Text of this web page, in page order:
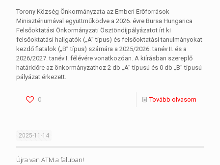
Torony Község Önkormányzata az Emberi Erőforrások
Minisztériumával együttműködve a 2026. évre Bursa Hungarica
Felsőoktatási Önkormányzati Ösztöndíjpályázatot írt ki
felsőoktatási hallgatók („A” típus) és felsőoktatási tanulmányokat
kezdő fiatalok („B” típus) számára a 2025/2026. tanév II. és a
2026/2027. tanév I. félévére vonatkozóan. A kiírásban szereplő
határidőre az önkormányzathoz 2 db „A” típusú és 0 db „B” típusú
pályázat érkezett.
0 Tovább olvasom
2025-11-14
Újra van ATM a faluban!